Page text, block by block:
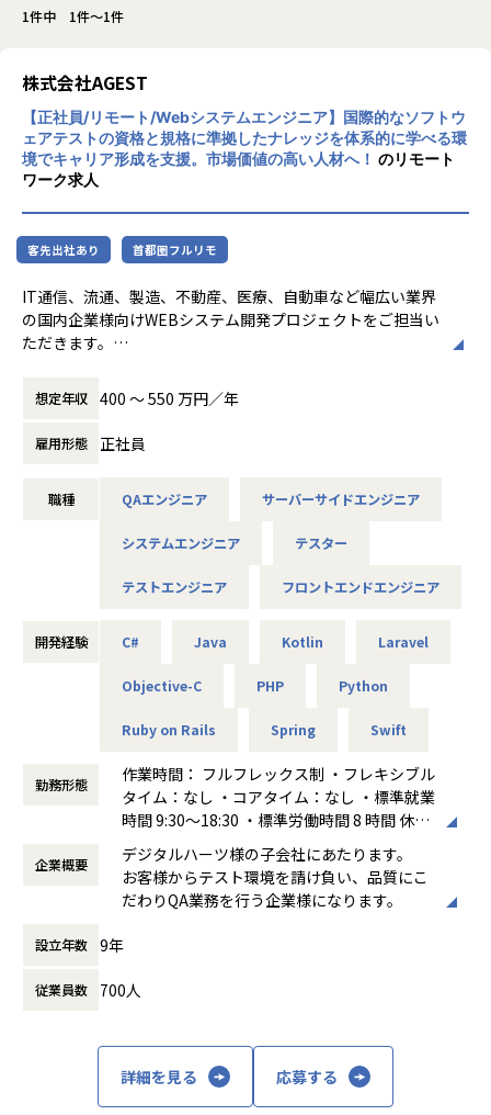
1件中 1件～1件
株式会社AGEST
【正社員/リモート/Webシステムエンジニア】国際的なソフトウ
ェアテストの資格と規格に準拠したナレッジを体系的に学べる環
境でキャリア形成を支援。市場価値の高い人材へ！ のリモート
ワーク求人
客先出社あり 首都圏フルリモ
IT通信、流通、製造、不動産、医療、自動車など幅広い業界
の国内企業様向けWEBシステム開発プロジェクトをご担当い
ただきます。
具体的には
・本ポジションは主に詳細設計・実装・テストを中心にご担
当頂きますが、
ご経験、業務習熟により、提案、要求・要件定義、基本設計
まずは、比較的に小規模なPJTやフェーズ、クライアントを
経験を積み重ねて頂くと、将来的に受託開発における、プロ
です。
また、開発エンジニアとしてのキャリアのみならず、部長
であるQA事業において、
品質課題にマッチした
ソリューションを提案できる、コンサルタントも目指してい
ただくことも可能な環境です。
QAエンジニアへのキャリアチェンジを行う場合、業界TOP
クラスの育成体制をご用意しております。
・顧客ソリューションサービスをカスタマイズしての個社向
・大手電力企業向け徴収システムの開発
【仕事のやりがい】
・受託開発エンジニアを目指すにあたり、現時点でのご自身
想定年収 400 〜 550 万円／年
雇用形態 正社員
職種 QAエンジニア サーバーサイドエンジニア
システムエンジニア テスター
テストエンジニア フロントエンドエンジニア
開発経験 C# Java Kotlin Laravel
Objective-C PHP Python
Ruby on Rails Spring Swift
勤務形態
作業時間： フルフレックス制 ・フレキシブル
タイム：なし ・コアタイム：なし ・標準就業
時間 9:30～18:30 ・標準労働時間 8 時間 休憩
60 分
働き方：フルフレックス制
時間外労働の有無： 有（月平均10時間）
休憩時間： 60分
企業概要
デジタルハーツ様の子会社にあたります。
お客様からテスト環境を請け負い、品質にこ
だわりQA業務を行う企業様になります。
設立年数 9年
従業員数 700人
詳細を見る 応募する